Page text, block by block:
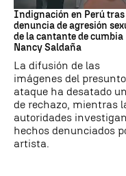
Indignación en Perú
denuncia de agresión
de la cantante de cumbia
Nancy Saldaña
La difusión de las
imágenes del presunto
ataque ha desatado
de rechazo, mientras
autoridades
hechos denunciados
artista.